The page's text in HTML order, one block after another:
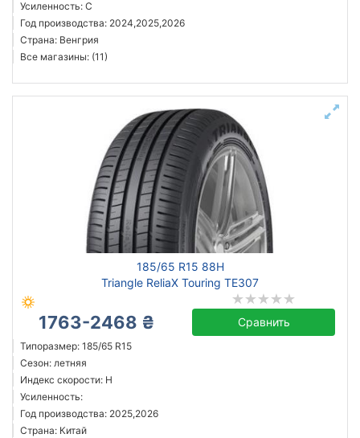
Усиленность: C
Год производства: 2024,2025,2026
Страна: Венгрия
Все магазины: (11)
185/65 R15 88H
Triangle ReliaX Touring TE307
1763-2468 ₴ Сравнить
Типоразмер: 185/65 R15
Сезон: летняя
Индекс скорости: H
Усиленность:
Год производства: 2025,2026
Страна: Китай
Triangle
Hankook
Sailun
Bridgestone
Тип транспортного средства
Усиленная шина
Год производства
Страна производства
Сбросить